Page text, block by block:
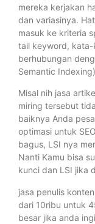
mereka kerjakan
dan variasinya.
masuk ke kriteria
tail keyword,
berhubungan
Semantic
Misal nih jasa
miring tersebut
baiknya Anda
optimasi untuk
bagus, LSI nya
Nanti Kamu bisa
kunci dan LSI jika
jasa penulis
dari 10ribu untuk
besar jika anda